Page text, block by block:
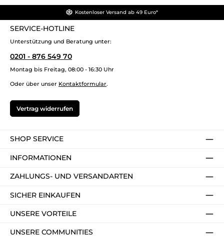
Kostenloser Versand ab 49 Euro*
SERVICE-HOTLINE
Unterstützung und Beratung unter:
0201 - 876 549 70
Montag bis Freitag, 08:00 - 16:30 Uhr
Oder über unser Kontaktformular.
Vertrag widerrufen
SHOP SERVICE
INFORMATIONEN
ZAHLUNGS- UND VERSANDARTEN
SICHER EINKAUFEN
UNSERE VORTEILE
UNSERE COMMUNITIES